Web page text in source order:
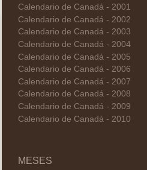
Calendario de Canadá - 2001
Calendario de Canadá - 2002
Calendario de Canadá - 2003
Calendario de Canadá - 2004
Calendario de Canadá - 2005
Calendario de Canadá - 2006
Calendario de Canadá - 2007
Calendario de Canadá - 2008
Calendario de Canadá - 2009
Calendario de Canadá - 2010
MESES